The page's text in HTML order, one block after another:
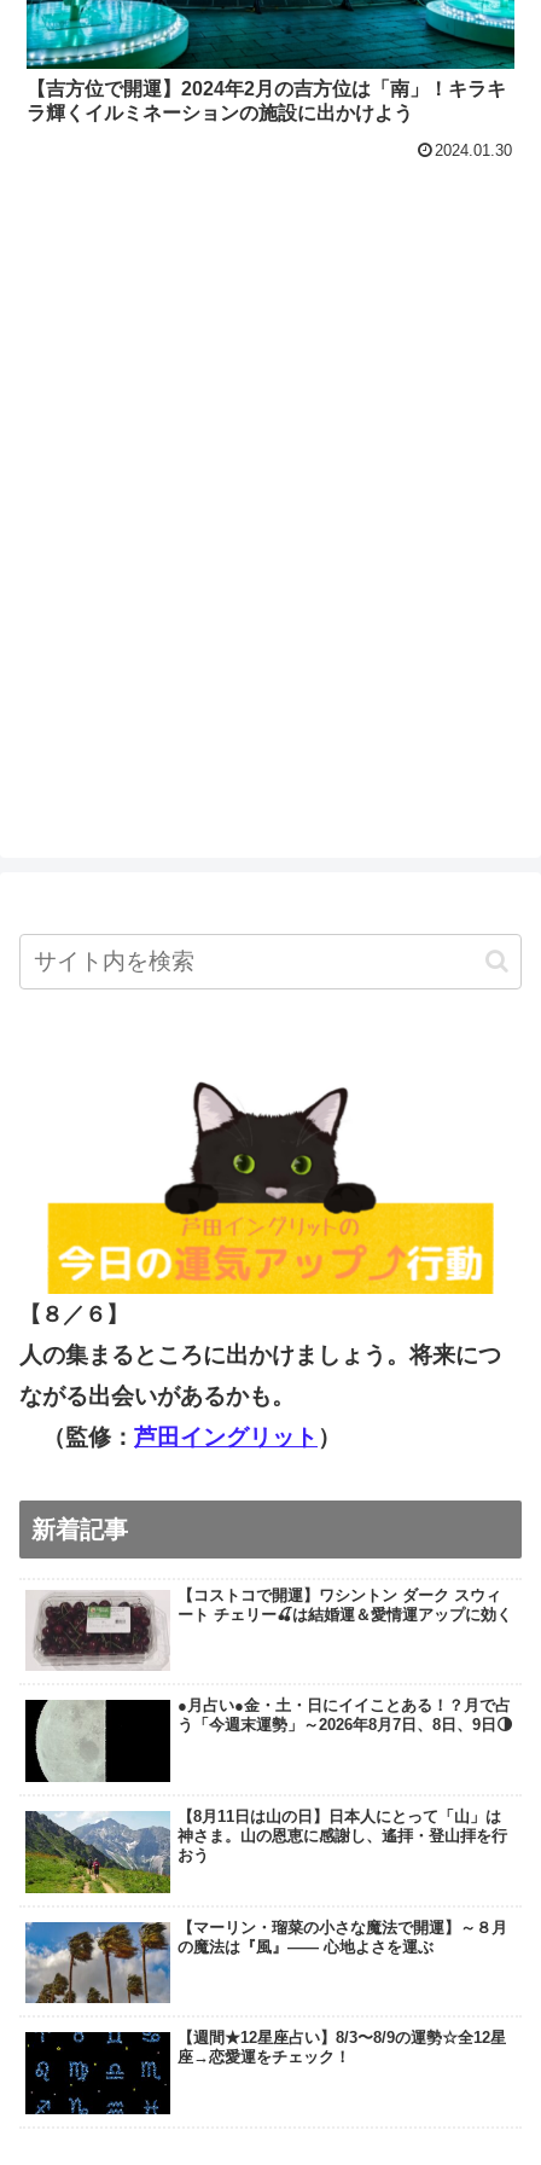
【吉方位で開運】2024年2月の吉方位は「南」！キラキ
ラ輝くイルミネーションの施設に出かけよう
2024.01.30
【８／６ 】
人の集まるところに出かけましょう。将来につ
ながる出会いがあるかも。
（監修： 芦田イングリット ）
新着記事
【コストコで開運】ワシントン ダーク スウィ
ート チェリー🍒は結婚運＆愛情運アップに効く
●月占い●金・土・日にイイことある！？月で占
う「今週末運勢」～2026年8月7日、8日、9日🌗
【8月11日は山の日】日本人にとって「山」は
神さま。山の恩恵に感謝し、遙拝・登山拝を行
おう
【マーリン・瑠菜の小さな魔法で開運】～８月
の魔法は『風』―― 心地よさを運ぶ
【週間★12星座占い】8/3〜8/9の運勢☆全12星
座→恋愛運をチェック！